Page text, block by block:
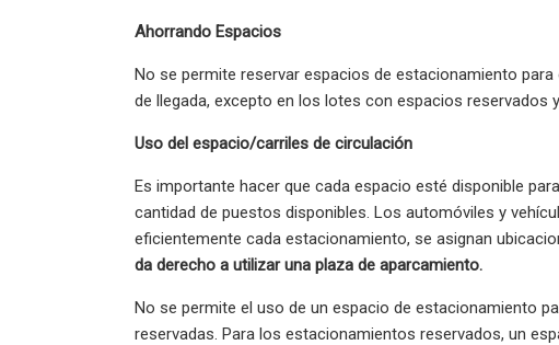
Ahorrando Espacios
No se permite reservar espacios de estacionamiento
de llegada, excepto en los lotes con espacios reservados
Uso del espacio/carriles de circulación
Es importante hacer que cada espacio esté disponible
cantidad de puestos disponibles. Los automóviles y
eficientemente cada estacionamiento, se asignan
da derecho a utilizar una plaza de aparcamiento.
No se permite el uso de un espacio de estacionamiento
reservadas. Para los estacionamientos reservados, un